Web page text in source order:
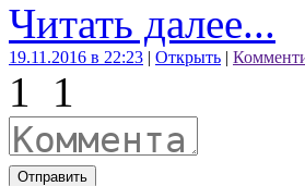
Читать далее...
19.11.2016 в 22:23 | Открыть |
1 1
Отправить